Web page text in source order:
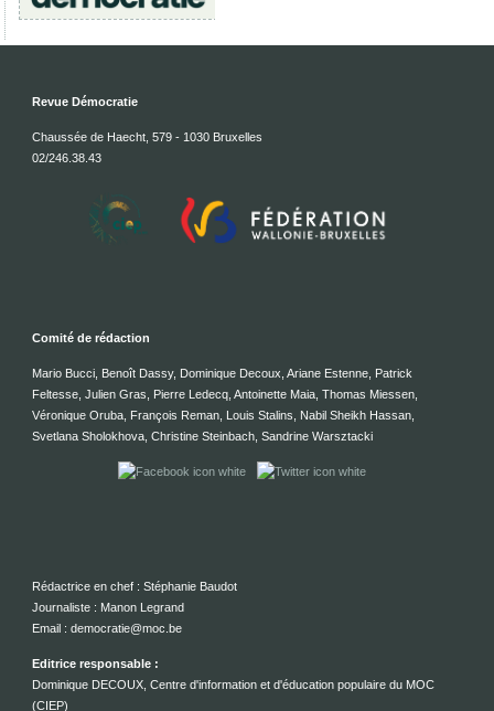
Revue Démocratie
Chaussée de Haecht, 579 - 1030 Bruxelles
02/246.38.43
Comité de rédaction
Mario Bucci, Benoît Dassy, Dominique Decoux, Ariane Estenne, Patrick
Feltesse, Julien Gras, Pierre Ledecq, Antoinette Maia, Thomas Miessen,
Véronique Oruba, François Reman, Louis Stalins, Nabil Sheikh Hassan,
Svetlana Sholokhova, Christine Steinbach, Sandrine Warsztacki
Rédactrice en chef : Stéphanie Baudot
Journaliste : Manon Legrand
Email : democratie@moc.be
Editrice responsable :
Dominique DECOUX, Centre d'information et d'éducation populaire du MOC
(CIEP)